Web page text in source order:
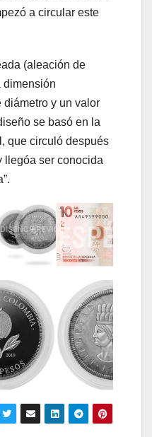
a circular este
(aleación de
dimensión
diámetro y un valor
se basó en la
que circuló después
llegóa ser conocida